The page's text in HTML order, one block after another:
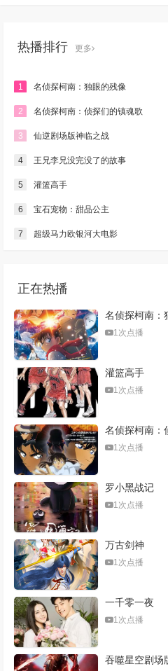
热播排行 更多
1 名侦探柯南：独眼的残像
2 名侦探柯南：侦探们的镇魂歌
3 仙逆剧场版神临之战
4 王兄李兄没完没了的故事
5 灌篮高手
6 宝石宠物：甜品公主
7 超级马力欧银河大电影
正在热播
名侦探柯南：
1次点播
灌篮高手
1次点播
名侦探柯南：
1次点播
罗小黑战记
1次点播
万古剑神
1次点播
一千零一夜
1次点播
吞噬星空剧场